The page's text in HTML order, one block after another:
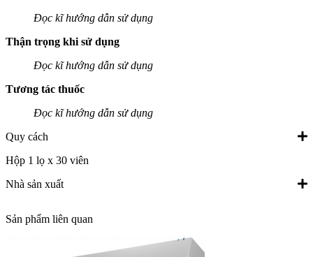
Đọc kĩ hướng dẫn sử dụng
Thận trọng khi sử dụng
Đọc kĩ hướng dẫn sử dụng
Tương tác thuốc
Đọc kĩ hướng dẫn sử dụng
Quy cách
Hộp 1 lọ x 30 viên
Nhà sản xuất
Sản phẩm liên quan